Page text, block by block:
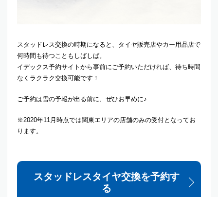
スタッドレス交換の時期になると、タイヤ販売店やカー用品店で
何時間も待つこともしばしば。
イデックス予約サイトから事前にご予約いただければ、待ち時間
なくラクラク交換可能です！
ご予約は雪の予報が出る前に、ぜひお早めに♪
※2020年11月時点では関東エリアの店舗のみの受付となってお
ります。
スタッドレスタイヤ交換を予約す
る